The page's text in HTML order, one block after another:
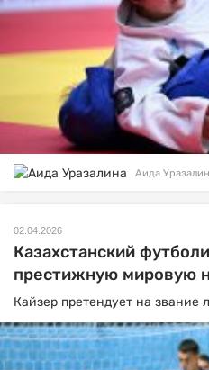
Аида
02.04.2026
Казахстанский
престижную мировую
Кайзер претендует на звание